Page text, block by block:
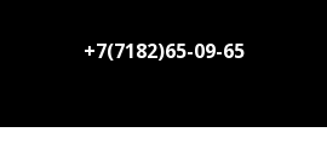
+7(7182)65-09-65